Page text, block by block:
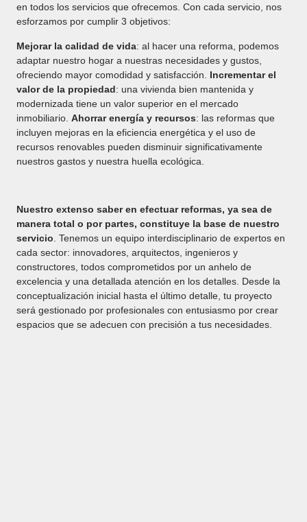
en todos los servicios que ofrecemos. Con cada servicio, nos
esforzamos por cumplir 3 objetivos:
Mejorar la calidad de vida: al hacer una reforma, podemos
adaptar nuestro hogar a nuestras necesidades y gustos,
ofreciendo mayor comodidad y satisfacción. Incrementar el
valor de la propiedad: una vivienda bien mantenida y
modernizada tiene un valor superior en el mercado
inmobiliario. Ahorrar energía y recursos: las reformas que
incluyen mejoras en la eficiencia energética y el uso de
recursos renovables pueden disminuir significativamente
nuestros gastos y nuestra huella ecológica.
Nuestro extenso saber en efectuar reformas, ya sea de
manera total o por partes, constituye la base de nuestro
servicio . Tenemos un equipo interdisciplinario de expertos en
cada sector: innovadores, arquitectos, ingenieros y
constructores, todos comprometidos por un anhelo de
excelencia y una detallada atención en los detalles. Desde la
conceptualización inicial hasta el último detalle, tu proyecto
será gestionado por profesionales con entusiasmo por crear
espacios que se adecuen con precisión a tus necesidades.